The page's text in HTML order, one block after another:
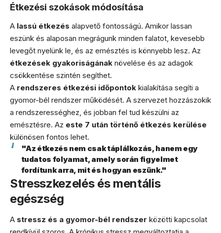
Étkezési szokások módosítása
A lassú étkezés alapvető fontosságú. Amikor lassan
eszünk és alaposan megrágunk minden falatot, kevesebb
levegőt nyelünk le, és az emésztés is könnyebb lesz. Az
étkezések gyakoriságának növelése és az adagok
csökkentése szintén segíthet.
A rendszeres étkezési időpontok kialakítása segíti a
gyomor-bél rendszer működését. A szervezet hozzászokik
a rendszerességhez, és jobban fel tud készülni az
emésztésre. Az este 7 után történő étkezés kerülése
különösen fontos lehet.
"Az étkezés nem csak táplálkozás, hanem egy
tudatos folyamat, amely során figyelmet
fordítunk arra, mit és hogyan eszünk."
Stresszkezelés és mentális
egészség
A stressz és a gyomor-bél rendszer közötti kapcsolat